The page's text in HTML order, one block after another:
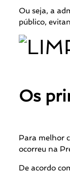
Ou seja, a
público,
Os
Para melhor
ocorreu na
De acordo